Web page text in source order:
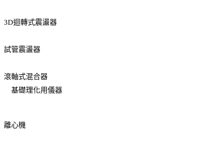
3D迴轉式震盪器
試管震盪器
滾軸式混合器
基礎理化用儀器
離心機